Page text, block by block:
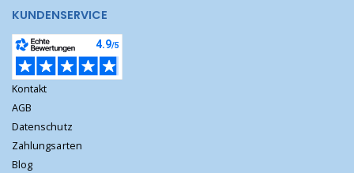
KUNDENSERVICE
Kontakt
AGB
Datenschutz
Zahlungsarten
Blog